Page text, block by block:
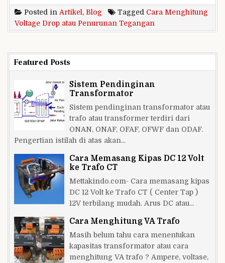
Voltage
Drop
Tegangan
Posted in Artikel , Blog Tagged Cara Menghitung
Voltage Drop atau Penurunan Tegangan
Featured Posts
Sistem Pendinginan
Transformator
Sistem pendinginan transformator atau
trafo atau transformer terdiri dari
ONAN, ONAF, OFAF, OFWF dan ODAF.
Pengertian istilah di atas akan...
Cara Memasang Kipas DC 12 Volt
ke Trafo CT
Mettakindo.com- Cara memasang kipas
DC 12 Volt ke Trafo CT ( Center Tap )
12V terbilang mudah. Arus DC atau...
Cara Menghitung VA Trafo
Masih belum tahu cara menentukan
kapasitas transformator atau cara
menghitung VA trafo ? Ampere, voltase,